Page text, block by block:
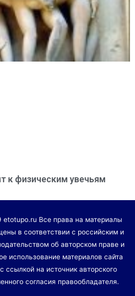
к физическим увечьям
Все права на материалы
в соответствии с российским и
об авторском праве и
использование материалов сайта
ссылкой на источник авторского
согласия правообладателя.